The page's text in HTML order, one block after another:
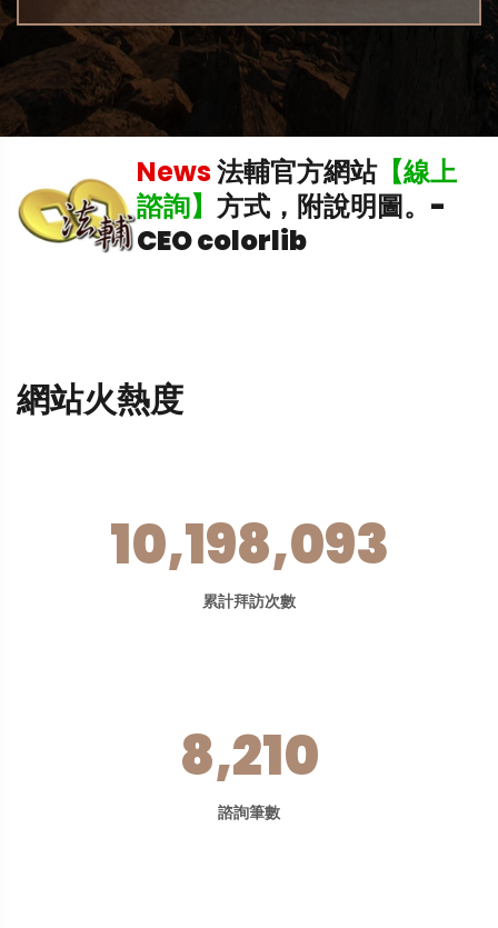
News法輔官方網站【線上
諮詢】 方式，附說明圖。 -
CEO colorlib
網站火熱度
10,198,093
累計拜訪次數
8,210
諮詢筆數